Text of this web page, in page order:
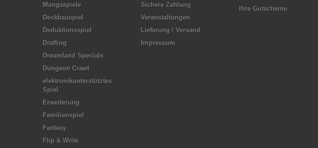
Mangaspiele
Deckbauspiel
Deduktionsspiel
Drafting
Dreamland Specials
Dungeon Crawl
elektronikunterstütztes
Spiel
Erweiterung
Familienspiel
Fantasy
Flip & Write
Sichere Zahlung
Veranstaltungen
Lieferung / Versand
Impressum
Ihre Gutscheine